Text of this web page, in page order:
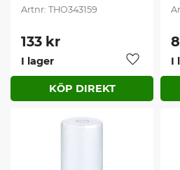
THO343159
133 kr
Lägg till
I lager I